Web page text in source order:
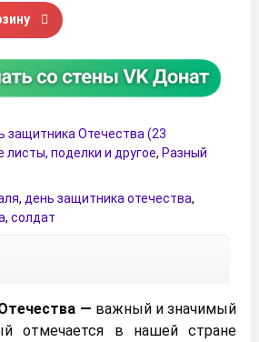
Поделка-раскраска на тему “День
защитника Отечества (23
листы, поделки и другое, Разный
, день защитника отечества,
, солдат
— важный и значимый
отмечается в нашей стране